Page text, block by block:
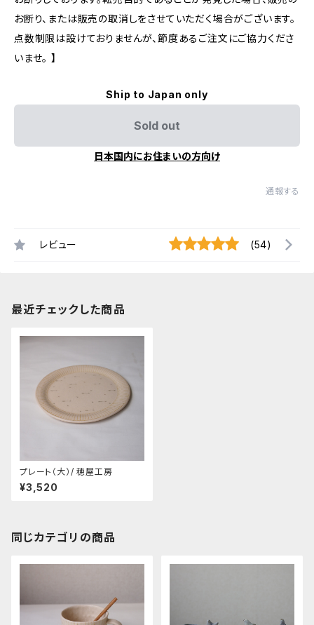
お断り、または販売の取消しをさせていただく場合がございます。
点数制限は設けておりませんが、節度あるご注文にご協力くださ
いませ。 】
Ship to Japan only
Sold out
日本国内にお住まいの方向け
通報する
レビュー (54)
最近チェックした商品
プレート（大）/ 穂屋工房
¥3,520
同じカテゴリの商品